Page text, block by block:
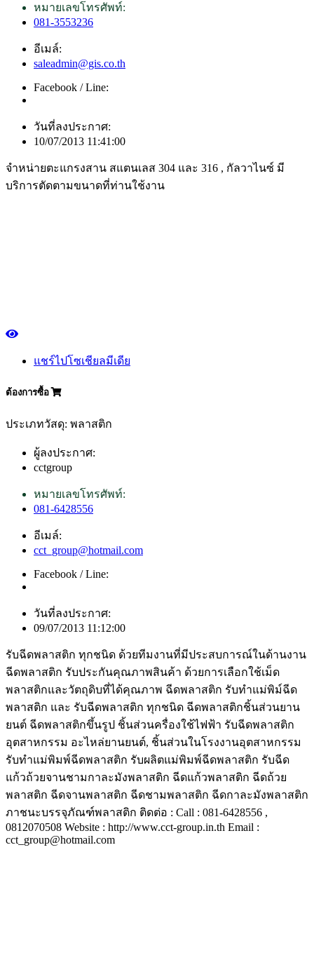
หมายเลขโทรศัพท์:
081-3553236
อีเมล์:
saleadmin@gis.co.th
Facebook / Line:
วันที่ลงประกาศ:
10/07/2013 11:41:00
จำหน่ายตะแกรงสาน สแตนเลส 304 และ 316 , กัลวาไนซ์ มี
บริการตัดตามขนาดที่ท่านใช้งาน
แชร์ไปโซเชียลมีเดีย
ต้องการซื้อ
ประเภทวัสดุ: พลาสติก
ผู้ลงประกาศ:
cctgroup
หมายเลขโทรศัพท์:
081-6428556
อีเมล์:
cct_group@hotmail.com
Facebook / Line:
วันที่ลงประกาศ:
09/07/2013 11:12:00
รับฉีดพลาสติก ทุกชนิด ด้วยทีมงานที่มีประสบการณ์ในด้านงาน
ฉีดพลาสติก รับประกันคุณภาพสินค้า ด้วยการเลือกใช้เม็ด
พลาสติกและวัตถุดิบที่ได้คุณภาพ ฉีดพลาสติก รับทำแม่พิม์ฉีด
พลาสติก และ รับฉีดพลาสติก ทุกชนิด ฉีดพลาสติกชิ้นส่วนยาน
ยนต์ ฉีดพลาสติกขึ้นรูป ชิ้นส่วนครื่องใช้ไฟฟ้า รับฉีดพลาสติก
อุตสาหกรรม อะไหล่ยานยนต์, ชิ้นส่วนในโรงงานอุตสาหกรรม
รับทำแม่พิมพ์ฉีดพลาสติก รับผลิตแม่พิมพ์ฉีดพลาสติก รับฉีด
แก้วถ้วยจานชามกาละมังพลาสติก ฉีดแก้วพลาสติก ฉีดถ้วย
พลาสติก ฉีดจานพลาสติก ฉีดชามพลาสติก ฉีดกาละมังพลาสติก
ภาชนะบรรจุภัณฑ์พลาสติก ติดต่อ : Call : 081-6428556 ,
0812070508 Website : http://www.cct-group.in.th Email :
cct_group@hotmail.com